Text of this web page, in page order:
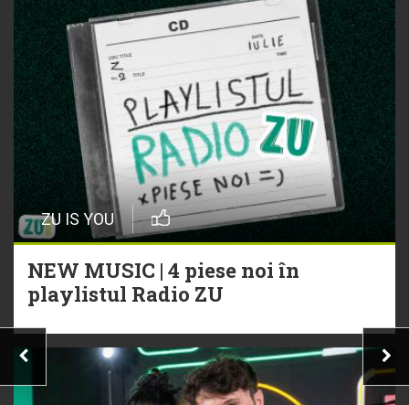
ZU IS YOU
NEW MUSIC | 4 piese noi în
playlistul Radio ZU